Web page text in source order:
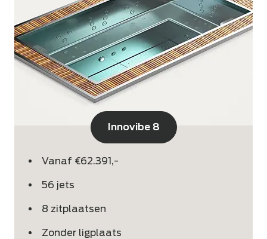
Vanaf €62.391,-
56 jets
8 zitplaatsen
Zonder ligplaats
Innovibe 8